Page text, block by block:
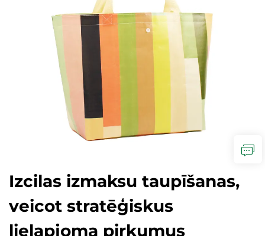
Izcilas izmaksu taupīšanas,
veicot stratēģiskus
lielapjoma pirkumus